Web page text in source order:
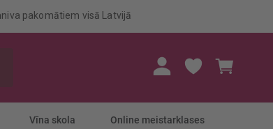
pakomātiem visā Latvijā
Vīna skola Online meistarklases